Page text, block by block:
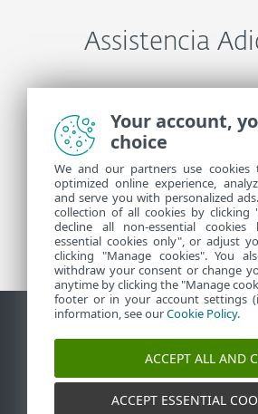
Assistencia
Entre em contato com o
Mais
Notícias do
Alertas de
Reportar vulnerabilidades
©1992-2026ESET, spol. s
Your account,
choice
We and our partners use
optimized online experience,
and serve you with personalized
collection of all cookies by clicking
decline all non-essential cookies
essential cookies only", or adjust
clicking "Manage cookies". You
withdraw your consent or change
anytime by clicking the "Manage
footer or in your account settings
information, see ourCookie Policy.
ACCEPT ALL AND
ACCEPT ESSENTIAL